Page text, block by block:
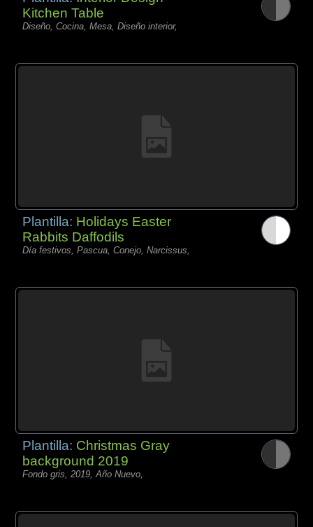
Kitchen Table
Diseño, Cocina, Mesa, Diseño interior,
Plantilla: Holidays Easter
Rabbits Daffodils
Día festivos, Pascua, Conejo, Narcissus,
Plantilla: Christmas Gray
background 2019
Fondo gris, 2019, Año Nuevo,